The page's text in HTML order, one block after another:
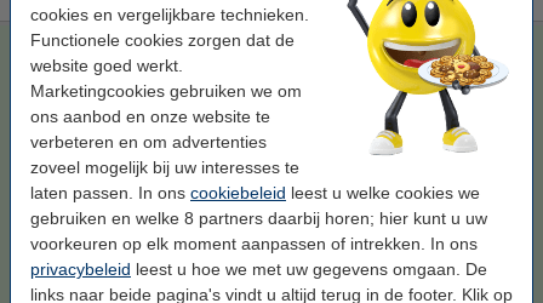
cookies en vergelijkbare technieken.
Functionele cookies zorgen dat de
website goed werkt.
Marketingcookies gebruiken we om
ons aanbod en onze website te
verbeteren en om advertenties
zoveel mogelijk bij uw interesses te
laten passen. In ons cookiebeleid leest u welke cookies we
gebruiken en welke 8 partners daarbij horen; hier kunt u uw
voorkeuren op elk moment aanpassen of intrekken. In ons
privacybeleid leest u hoe we met uw gegevens omgaan. De
links naar beide pagina's vindt u altijd terug in de footer. Klik op
Epson 202XL (T02G1) inktcartridge zwart hoge capaciteit
(123inkt huismerk)
inkjet cartridge 123inkt
Bekijk de specificaties en omschrijving
Bespaar56,1%op uw inkt (zonder
kwaliteitsverlies)!
Direct leverbaar
Morgen in huis
Prijs per ml € 0,88